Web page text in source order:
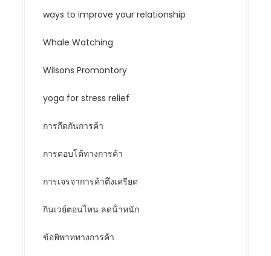
ways to improve your relationship
Whale Watching
Wilsons Promontory
yoga for stress relief
การกีดกันการค้า
การตอบโต้ทางการค้า
การเจรจาการค้าตึงเครียด
กินเวย์ตอนไหน ลดน้ําหนัก
ข้อพิพาททางการค้า